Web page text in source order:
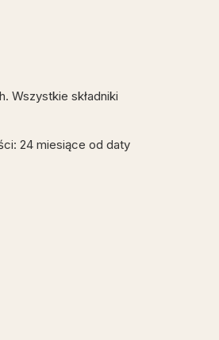
Wszystkie składniki
24 miesiące od daty